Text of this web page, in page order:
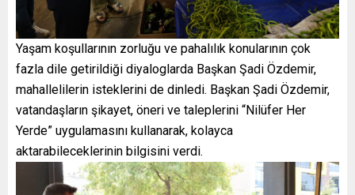
Yaşam koşullarının zorluğu ve pahalılık konularının çok
fazla dile getirildiği diyaloglarda Başkan Şadi Özdemir,
mahallelilerin isteklerini de dinledi. Başkan Şadi Özdemir,
vatandaşların şikayet, öneri ve taleplerini “Nilüfer Her
Yerde” uygulamasını kullanarak, kolayca
aktarabileceklerinin bilgisini verdi.